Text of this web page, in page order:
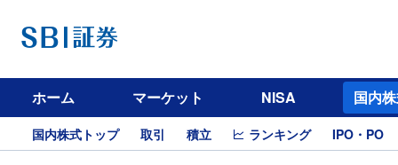
ホーム マーケット NISA 国内
国内株式トップ 取引 積立 ランキング IPO・PO